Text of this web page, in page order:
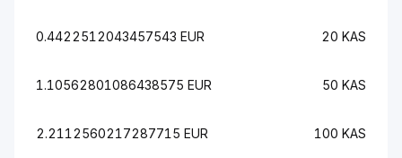
0.4422512043457543 EUR 20 KAS
1.10562801086438575 EUR 50 KAS
2.2112560217287715 EUR 100 KAS